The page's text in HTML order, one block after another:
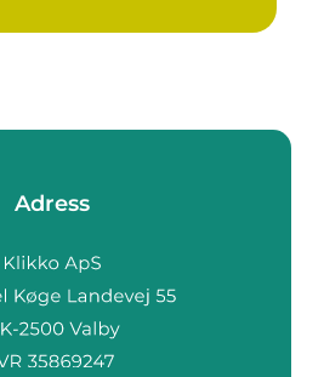
Adress